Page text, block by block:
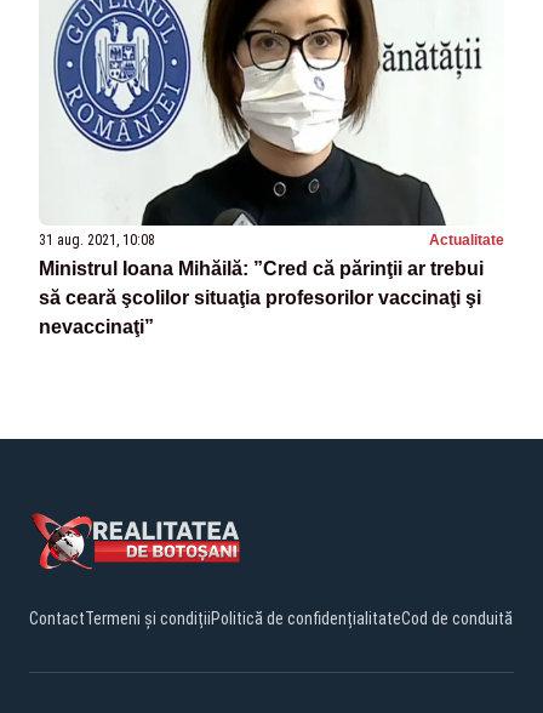
31 aug. 2021, 10:08 Actualitate
Ministrul Ioana Mihăilă: ”Cred că părinţii ar trebui
să ceară şcolilor situaţia profesorilor vaccinaţi şi
nevaccinaţi”
ContactTermeni și condițiiPolitică de confidențialitateCod de conduită